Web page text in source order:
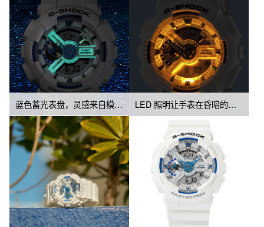
蓝色蓄光表盘，灵感来自模仿夜光虫的幻彩光芒 LED 照明让手表在昏暗的光线下依然清晰可辨